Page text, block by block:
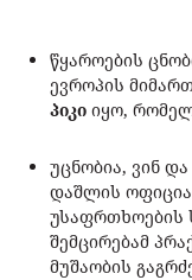
წყაროების
ევროპის
პიკი იყო,
უცნობია, ვინ
დაშლის
უსაფრთხოების
შემცირებამ
მუშაობის